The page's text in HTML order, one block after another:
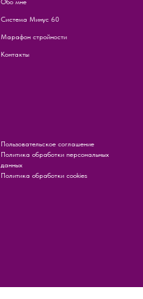
Система Минус 60
Марафон стройности
Контакты
Пользовательское соглашение
Политика обработки персональных
данных
Политика обработки cookies